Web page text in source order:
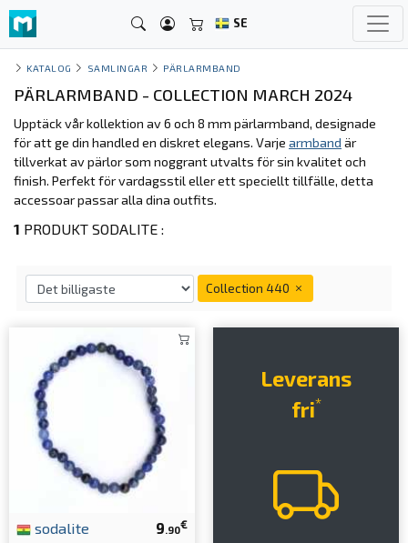
SE
KATALOG SAMLINGAR PÄRLARMBAND
PÄRLARMBAND - COLLECTION MARCH 2024
Upptäck vår kollektion av 6 och 8 mm pärlarmband, designade
för att ge din handled en diskret elegans. Varje armband är
tillverkat av pärlor som noggrant utvalts för sin kvalitet och
finish. Perfekt för vardagsstil eller ett speciellt tillfälle, detta
accessoar passar alla dina outfits.
1 PRODUKT SODALITE :
Collection 440
9.90€
sodalite
Leverans
fri*